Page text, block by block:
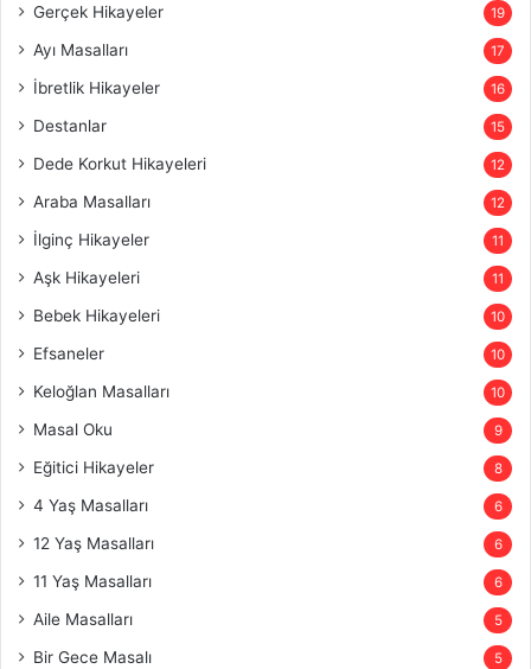
Gerçek Hikayeler 19
Ayı Masalları 17
İbretlik Hikayeler 16
Destanlar 15
Dede Korkut Hikayeleri 12
Araba Masalları 12
İlginç Hikayeler 11
Aşk Hikayeleri 11
Bebek Hikayeleri 10
Efsaneler 10
Keloğlan Masalları 10
Masal Oku 9
Eğitici Hikayeler 8
4 Yaş Masalları 6
12 Yaş Masalları 6
11 Yaş Masalları 6
Aile Masalları 5
Bir Gece Masalı 5